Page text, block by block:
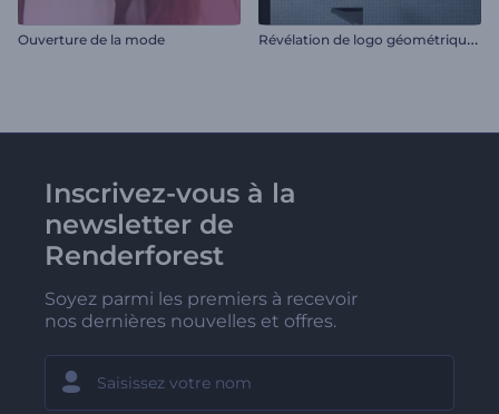
Ouverture de la mode R
évélation de logo géométrique 3D
Inscrivez-vous à la
newsletter de
Renderforest
Soyez parmi les premiers à recevoir
nos dernières nouvelles et offres.